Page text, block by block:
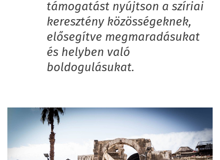
támogatást nyújtson a szíriai
keresztény közösségeknek,
elősegítve megmaradásukat
és helyben való
boldogulásukat.